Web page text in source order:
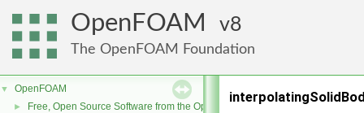
OpenFOAM 8
The OpenFOAM Foundation
▼ OpenFOAM
► Free, Open Source Software from the OpenFOAM Foundation